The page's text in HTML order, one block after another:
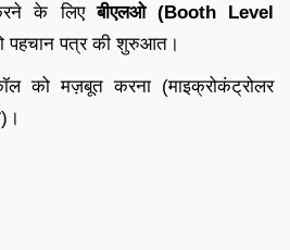
करने के लिएबीएलओ (Booth Level
पहचान पत्र की शुरुआत।
को मज़बूत करना (माइक्रोकंट्रोलर